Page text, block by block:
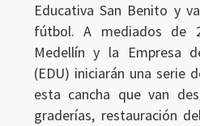
Educativa San Benito y
fútbol. A mediados de
Medellín y la Empresa
(EDU) iniciarán una serie
esta cancha que van
graderías, restauración